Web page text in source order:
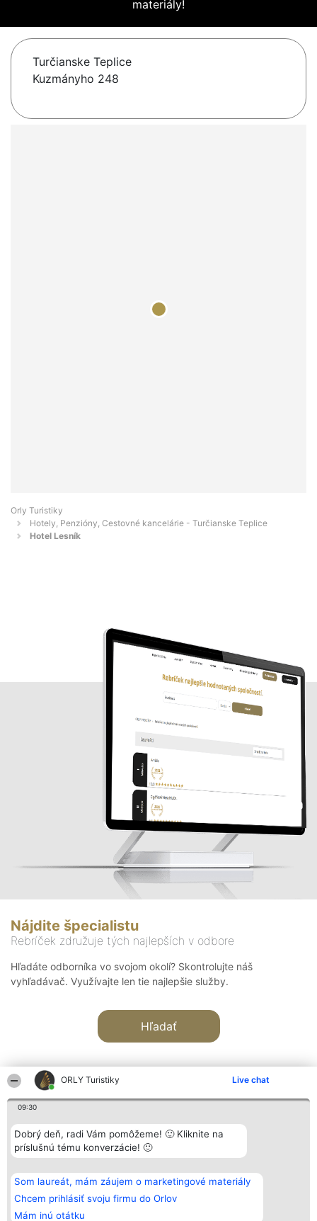
ORLY Turistiky Live chat
09:30
Dobrý deň, radi Vám pomôžeme! 🙂 Kliknite na
príslušnú tému konverzácie! 🙂
Som laureát, mám záujem o marketingové materiály
Chcem prihlásiť svoju firmu do Orlov
Mám inú otátku
materiály!
Turčianske Teplice
Kuzmányho 248
Orly Turistiky
Hotely, Penzióny, Cestovné kancelárie - Turčianske Teplice
Hotel Lesník
Nájdite špecialistu
Rebríček združuje tých najlepších v odbore
Hľadáte odborníka vo svojom okolí? Skontrolujte náš
vyhľadávač. Využívajte len tie najlepšie služby.
Hľadať
Organizátor hodnotenia
Bright Side Solutions sp. z o.
o. sp. k.
Wrocław 50-079
KRS 0000749100 | Regon
381313360 | NIP 8943132676
+48 508 492 400
Hodnotenie
Laureáti
Lista
Laureatów
Podmienky
Obchodné
podmienky
Kontakt
Kontakt